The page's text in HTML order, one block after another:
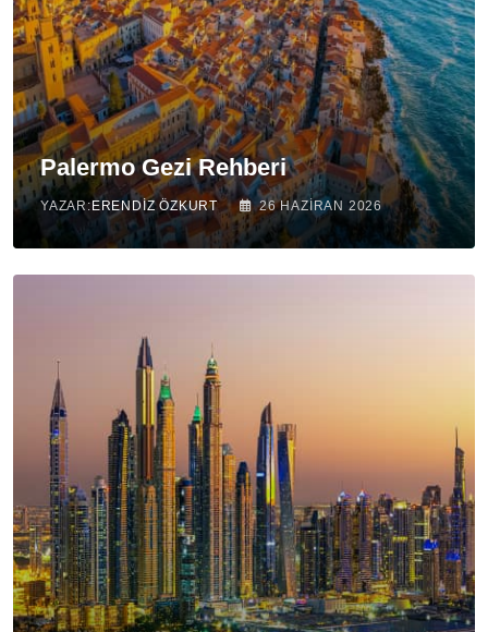
Palermo Gezi Rehberi
YAZAR:ERENDIZ ÖZKURT 26 HAZIRAN 2026